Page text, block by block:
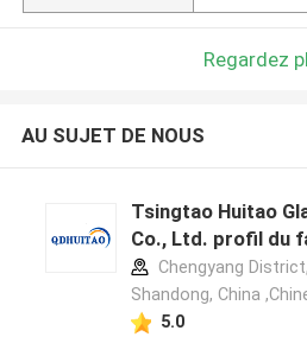
Regardez
AU SUJET DE NOUS
Tsingtao Huitao
Co., Ltd. profil du
Chengyang
Shandong, China
5.0